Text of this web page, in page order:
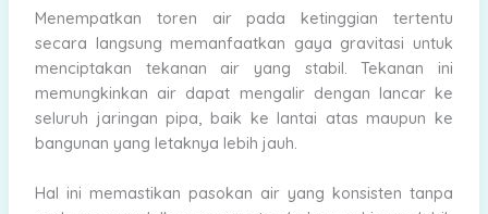
Menempatkan toren air pada ketinggian tertentu
secara langsung memanfaatkan gaya gravitasi untuk
menciptakan tekanan air yang stabil. Tekanan ini
memungkinkan air dapat mengalir dengan lancar ke
seluruh jaringan pipa, baik ke lantai atas maupun ke
bangunan yang letaknya lebih jauh.
Hal ini memastikan pasokan air yang konsisten tanpa